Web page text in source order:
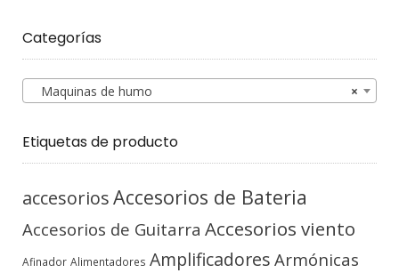
Categorías
×
Maquinas de humo
Etiquetas de producto
accesoriosAccesorios de Bateria
Accesorios de Guitarra Accesorios viento
Afinador Alimentadores Amplificadores Armónicas